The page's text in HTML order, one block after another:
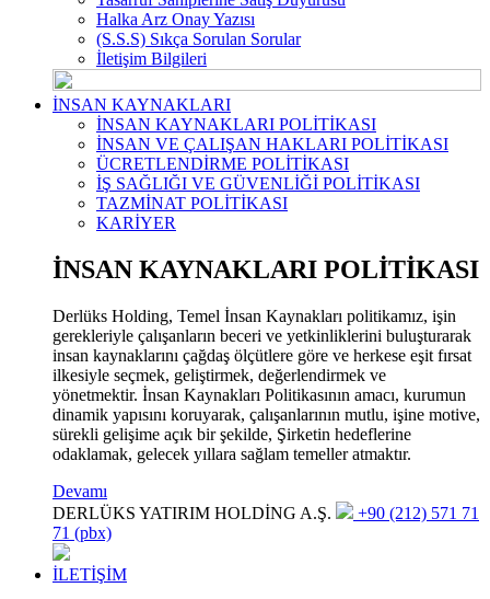
Halka Arz Onay Yazısı
(S.S.S) Sıkça Sorulan Sorular
İletişim Bilgileri
İNSAN KAYNAKLARI
İNSAN KAYNAKLARI POLİTİKASI
İNSAN VE ÇALIŞAN HAKLARI POLİTİKASI
ÜCRETLENDİRME POLİTİKASI
İŞ SAĞLIĞI VE GÜVENLİĞİ POLİTİKASI
TAZMİNAT POLİTİKASI
KARİYER
İNSAN KAYNAKLARI POLİTİKASI
Derlüks Holding, Temel İnsan Kaynakları politikamız, işin
gerekleriyle çalışanların beceri ve yetkinliklerini buluşturarak
insan kaynaklarını çağdaş ölçütlere göre ve herkese eşit fırsat
ilkesiyle seçmek, geliştirmek, değerlendirmek ve
yönetmektir. İnsan Kaynakları Politikasının amacı, kurumun
dinamik yapısını koruyarak, çalışanlarının mutlu, işine motive,
sürekli gelişime açık bir şekilde, Şirketin hedeflerine
odaklamak, gelecek yıllara sağlam temeller atmaktır.
Devamı
DERLÜKS YATIRIM HOLDİNG A.Ş.
+90 (212) 571 71
71 (pbx)
İLETİŞİM